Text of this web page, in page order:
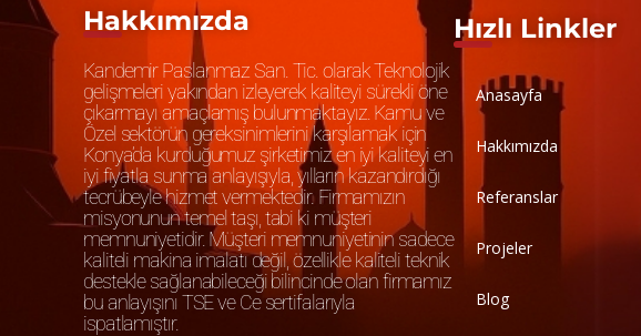
Hakkımızda
Kandemir Paslanmaz San. Tic. olarak Teknolojik
gelişmeleri yakından izleyerek kaliteyi sürekli öne
çıkarmayı amaçlamış bulunmaktayız. Kamu ve
Özel sektörün gereksinimlerini karşılamak için
Konya’da kurduğumuz şirketimiz en iyi kaliteyi en
iyi fiyatla sunma anlayışıyla, yılların kazandırdığı
tecrübeyle hizmet vermektedir. Firmamızın
misyonunun temel taşı, tabi ki müşteri
memnuniyetidir. Müşteri memnuniyetinin sadece
kaliteli makina imalatı değil, özellikle kaliteli teknik
destekle sağlanabileceği bilincinde olan firmamız
bu anlayışını TSE ve Ce sertifalarıyla
ispatlamıştır.
Hızlı Linkler
Anasayfa
Hakkımızda
Referanslar
Projeler
Blog